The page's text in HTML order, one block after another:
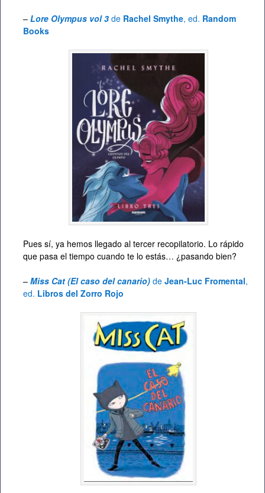
– Lore Olympus vol 3 de Rachel Smythe, ed. Random
Books
Pues sí, ya hemos llegado al tercer recopilatorio. Lo rápido
que pasa el tiempo cuando te lo estás… ¿pasando bien?
– Miss Cat (El caso del canario) de Jean-Luc Fromental,
ed. Libros del Zorro Rojo